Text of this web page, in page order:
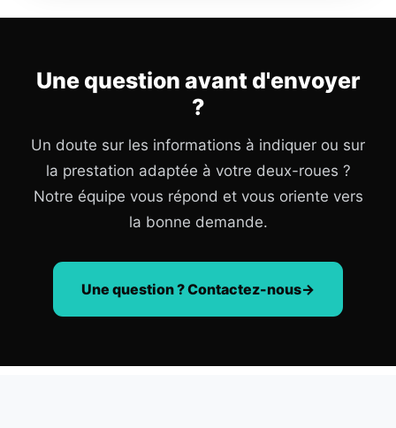
Une question avant d'envoyer
?
Un doute sur les informations à indiquer ou sur
la prestation adaptée à votre deux-roues ?
Notre équipe vous répond et vous oriente vers
la bonne demande.
Une question ? Contactez-nous